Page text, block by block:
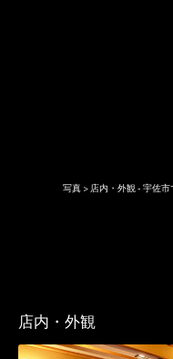
写真 > 店内・外観 - 宇佐
店内・外観